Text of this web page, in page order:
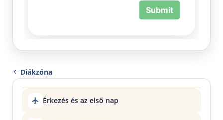
Diákzóna
Érkezés és az első nap